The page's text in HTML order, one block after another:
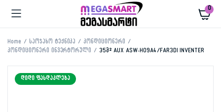
0
Home საოჯახო ტექნიკა
კონდიციონერი
კონდიციონერი ინვერტორული
35მ² AUX ASW-H09A4/FAR3DI INVENTER
ᲓᲘᲓᲘ ᲤᲐᲡᲓᲐᲙᲚᲔᲑᲐ